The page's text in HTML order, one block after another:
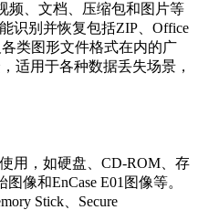
频、文档、压缩包和图片等
识别并恢复包括ZIP、Office
类图形文件格式在内的广
适用于各种数据丢失场景，
用，如硬盘、CD-ROM、存
像和EnCase E01图像等。
Stick、Secure